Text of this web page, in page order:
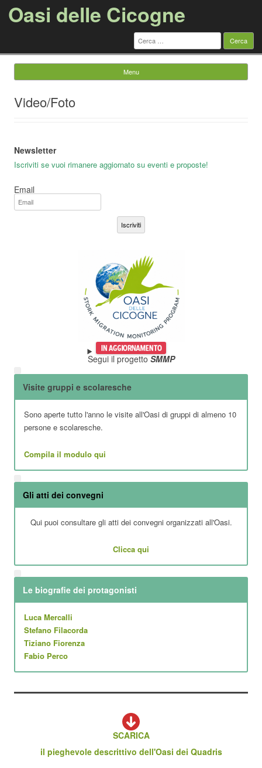
Oasi delle Cicogne
Ricerca
per:
Menu
Video/Foto
Newsletter
Iscriviti se vuoi rimanere aggiornato su eventi e proposte!
Email
Iscriviti
Segui il progetto SMMP
Visite gruppi e scolaresche
Sono aperte tutto l'anno le visite all'Oasi di gruppi di almeno 10
persone e scolaresche.
Compila il modulo qui
Gli atti dei convegni
Qui puoi consultare gli atti dei convegni organizzati all'Oasi.
Clicca qui
Le biografie dei protagonisti
Luca Mercalli
Stefano Filacorda
Tiziano Fiorenza
Fabio Perco
SCARICA
il pieghevole descrittivo dell'Oasi dei Quadris